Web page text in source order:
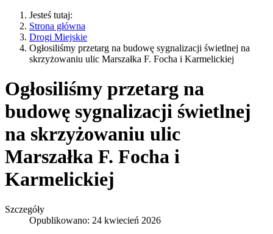
Jesteś tutaj:
Strona główna
Drogi Miejskie
Ogłosiliśmy przetarg na budowę sygnalizacji świetlnej na
skrzyżowaniu ulic Marszałka F. Focha i Karmelickiej
Ogłosiliśmy przetarg na
budowę sygnalizacji świetlnej
na skrzyżowaniu ulic
Marszałka F. Focha i
Karmelickiej
Szczegóły
Opublikowano: 24 kwiecień 2026